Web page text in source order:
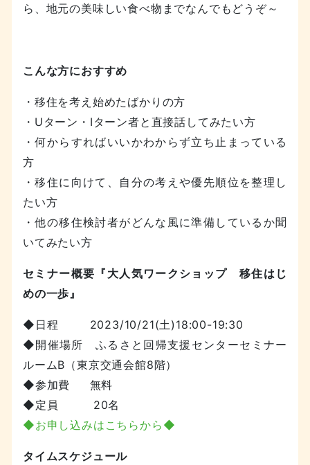
ら、地元の美味しい食べ物までなんでもどうぞ～
こんな方におすすめ
・移住を考え始めたばかりの方
・Uターン・Iターン者と直接話してみたい方
・何からすればいいかわからず立ち止まっている
方
・移住に向けて、自分の考えや優先順位を整理し
たい方
・他の移住検討者がどんな風に準備しているか聞
いてみたい方
セミナー概要『大人気ワークショップ 移住はじ
めの一歩』
◆日程 2023/10/21(土)18:00-19:30
◆開催場所 ふるさと回帰支援センターセミナー
ルームB（東京交通会館8階）
◆参加費 無料
◆定員 20名
◆お申し込みはこちらから◆
タイムスケジュール